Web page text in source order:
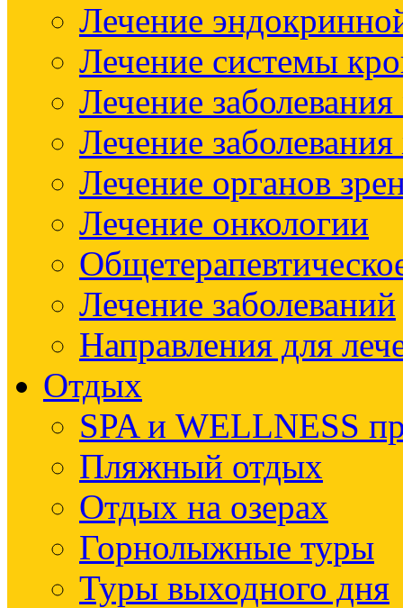
Лечение
Лечение системы
Лечение
Лечение
Лечение органов
Лечение онкологии
Лечение заболеваний
Направления для
Отдых
SPA и WELLNESS
Пляжный отдых
Отдых на озерах
Горнолыжные туры
Туры выходного дня